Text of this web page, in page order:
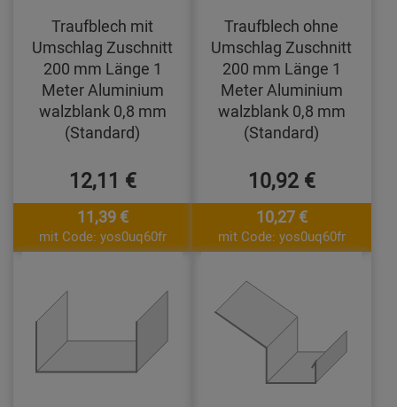
Traufblech mit
Umschlag Zuschnitt
200 mm Länge 1
Meter Aluminium
walzblank 0,8 mm
(Standard)
12,11 €
11,39 €
mit Code: yos0uq60fr
Traufblech ohne
Umschlag Zuschnitt
200 mm Länge 1
Meter Aluminium
walzblank 0,8 mm
(Standard)
10,92 €
10,27 €
mit Code: yos0uq60fr